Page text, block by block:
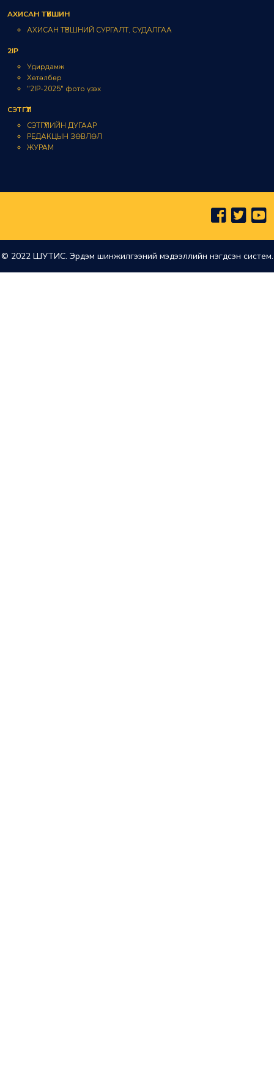
АХИСАН ТҮВШИН
АХИСАН ТҮВШНИЙ СУРГАЛТ, СУДАЛГАА
2IP
Удирдамж
Хөтөлбөр
"2IP-2025" фото үзэх
СЭТГҮҮЛ
СЭТГҮҮЛИЙН ДУГААР
РЕДАКЦЫН ЗӨВЛӨЛ
ЖУРАМ
© 2022 ШУТИС. Эрдэм шинжилгээний мэдээллийн нэгдсэн систем.